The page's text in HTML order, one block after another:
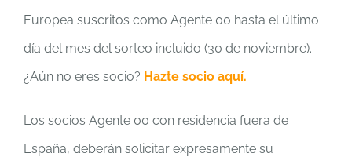
Europea suscritos como Agente 00 hasta el último
día del mes del sorteo incluido (30 de noviembre).
¿Aún no eres socio? Hazte socio aquí.
Los socios Agente 00 con residencia fuera de
España, deberán solicitar expresamente su